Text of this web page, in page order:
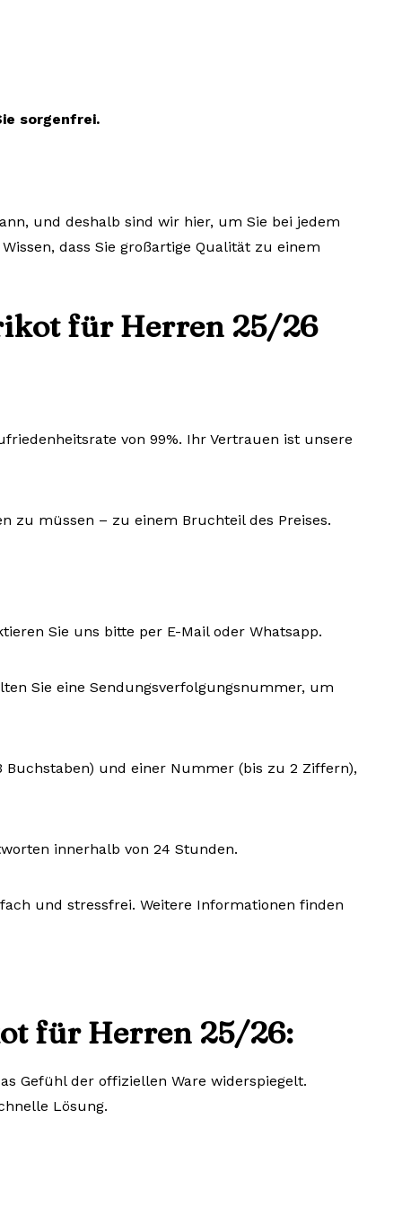
sorgenfrei.
und deshalb sind wir hier, um Sie bei jedem
dass Sie großartige Qualität zu einem
für Herren 25/26
von 99%. Ihr Vertrauen ist unsere
zu müssen – zu einem Bruchteil des Preises.
Sie uns bitte per E-Mail oder Whatsapp.
Sie eine Sendungsverfolgungsnummer, um
und einer Nummer (bis zu 2 Ziffern),
innerhalb von 24 Stunden.
und stressfrei. Weitere Informationen finden
für Herren 25/26:
Gefühl der offiziellen Ware widerspiegelt.
Lösung.